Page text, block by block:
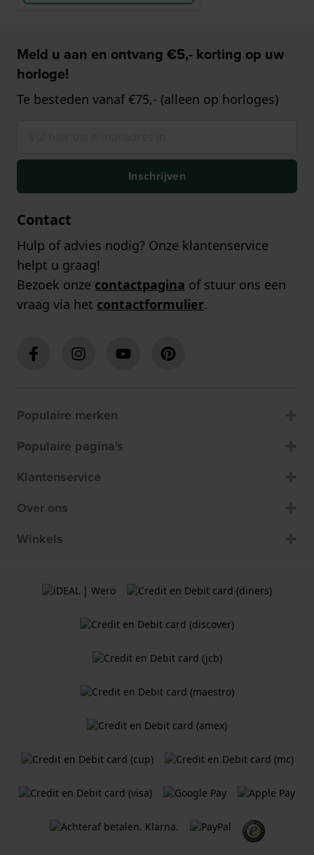
Meld u aan en ontvang €5,- korting op uw
horloge!
Te besteden vanaf €75,- (alleen op horloges)
Inschrijven
Contact
Hulp of advies nodig? Onze klantenservice
helpt u graag!
Bezoek onze contactpagina of stuur ons een
vraag via het contactformulier.
Populaire merken
Populaire pagina's
Klantenservice
Over ons
Winkels